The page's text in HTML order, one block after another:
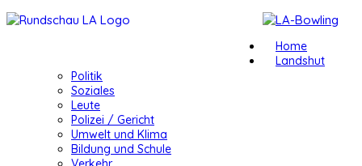
Home
Landshut
Politik
Soziales
Leute
Polizei / Gericht
Umwelt und Klima
Bildung und Schule